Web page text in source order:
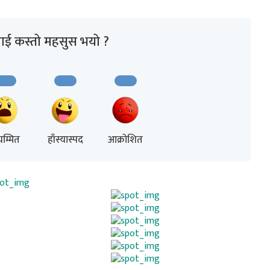
कस्तो महसुस भयो ?
हाँस्यास्पद आक्रोशित